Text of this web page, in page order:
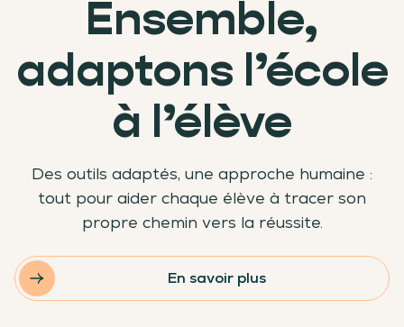
Ensemble,
adaptons l’école
à l’élève
Des outils adaptés, une approche humaine :
tout pour aider chaque élève à tracer son
propre chemin vers la réussite.
En savoir plus